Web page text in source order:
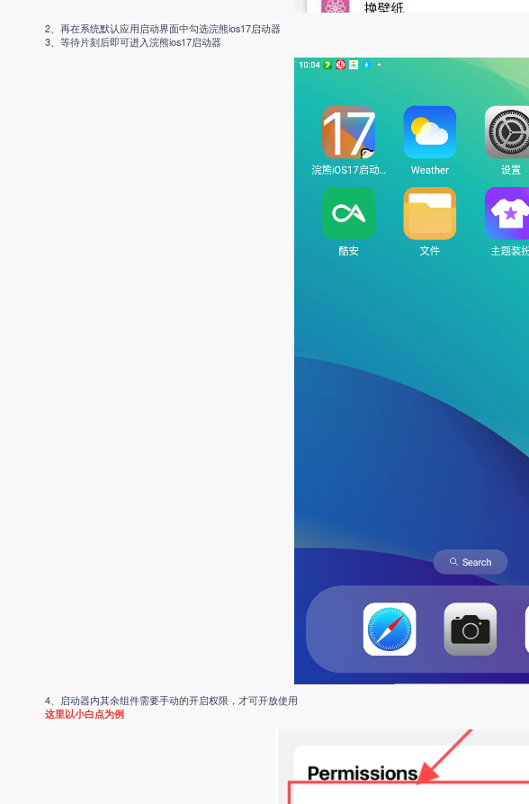
2、再在系统默认应用启动界面中勾选浣熊ios17启动器
3、等待片刻后即可进入浣熊ios17启动器
4、启动器内其余组件需要手动的开启权限，才可开放使用
这里以小白点为例